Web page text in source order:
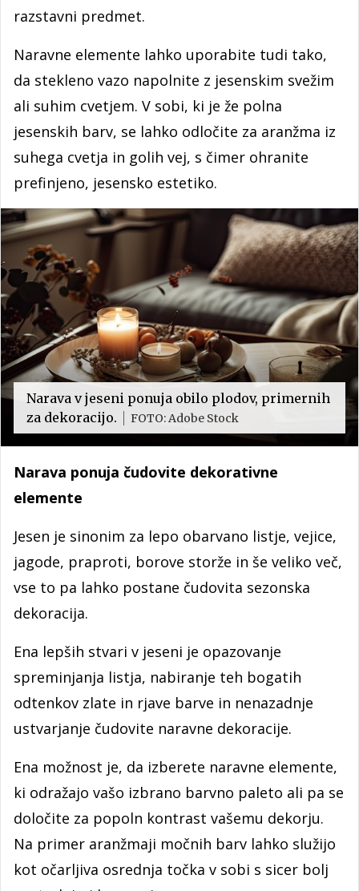
razstavni predmet.
Naravne elemente lahko uporabite tudi tako,
da stekleno vazo napolnite z jesenskim svežim
ali suhim cvetjem. V sobi, ki je že polna
jesenskih barv, se lahko odločite za aranžma iz
suhega cvetja in golih vej, s čimer ohranite
prefinjeno, jesensko estetiko.
Narava v jeseni ponuja obilo plodov, primernih
za dekoracijo.
FOTO: Adobe Stock
Narava ponuja čudovite dekorativne
elemente
Jesen je sinonim za lepo obarvano listje, vejice,
jagode, praproti, borove storže in še veliko več,
vse to pa lahko postane čudovita sezonska
dekoracija.
Ena lepših stvari v jeseni je opazovanje
spreminjanja listja, nabiranje teh bogatih
odtenkov zlate in rjave barve in nenazadnje
ustvarjanje čudovite naravne dekoracije.
Ena možnost je, da izberete naravne elemente,
ki odražajo vašo izbrano barvno paleto ali pa se
določite za popoln kontrast vašemu dekorju.
Na primer aranžmaji močnih barv lahko služijo
kot očarljiva osrednja točka v sobi s sicer bolj